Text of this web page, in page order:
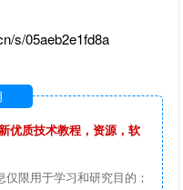
s/05aeb2e1fd8a
优质技术教程，资源，软
限用于学习和研究目的；